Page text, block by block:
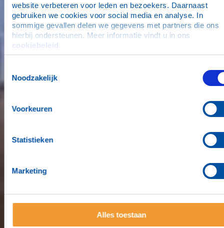
website verbeteren voor leden en bezoekers. Daarnaast
gebruiken we cookies voor social media en analyse. In
sommige gevallen delen we gegevens met partners die ons
cookiebeleid
Noodzakelijk
Voorkeuren
Statistieken
Marketing
Alles toestaan